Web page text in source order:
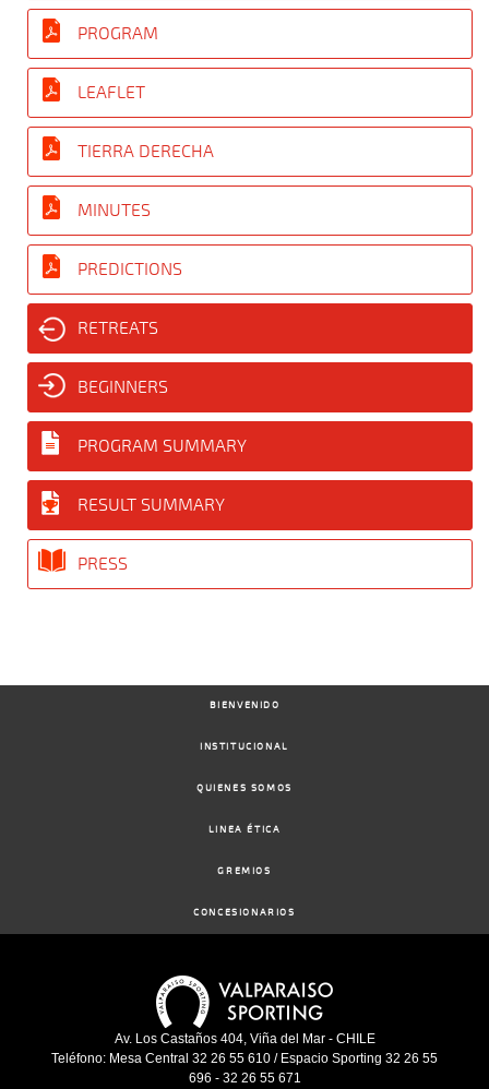
PROGRAM
LEAFLET
TIERRA DERECHA
MINUTES
PREDICTIONS
RETREATS
BEGINNERS
PROGRAM SUMMARY
RESULT SUMMARY
PRESS
BIENVENIDO
INSTITUCIONAL
QUIENES SOMOS
LINEA ÉTICA
GREMIOS
CONCESIONARIOS
Av. Los Castaños 404, Viña del Mar - CHILE
Teléfono: Mesa Central 32 26 55 610 / Espacio Sporting 32 26 55
696 - 32 26 55 671